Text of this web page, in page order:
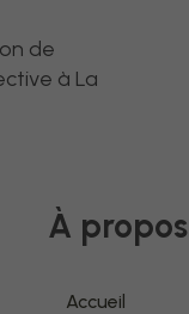
de
à La
À propos
Accueil